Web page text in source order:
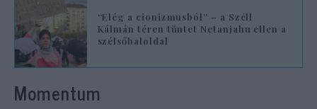
“Elég a cionizmusból” – a Széll
Kálmán téren tüntet Netanjahu ellen a
szélsőbaloldal
Momentum